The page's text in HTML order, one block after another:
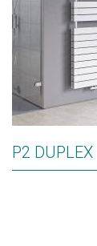
P2 DUPLEX